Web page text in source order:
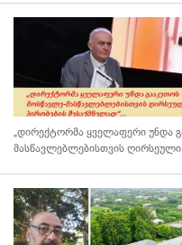
„დირექტორმა ყველაფერი უნდა
მასწავლებლებისთვის ღირსეული